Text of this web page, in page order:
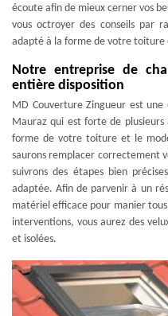
écoute afin de mieux cerner vos
vous octroyer des conseils par
adapté à la forme de votre toiture
Notre entreprise de
entière disposition
MD Couverture Zingueur est
Mauraz qui est forte de plusieurs
forme de votre toiture et le
saurons remplacer correctement
suivrons des étapes bien
adaptée. Afin de parvenir à un
matériel efficace pour manier
interventions, vous aurez des
et isolées.